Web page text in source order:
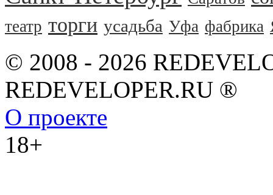
театр торги усадьба Уфа фабрика
© 2008 - 2026
REDEVELOPER.RU ®
О проекте
18+